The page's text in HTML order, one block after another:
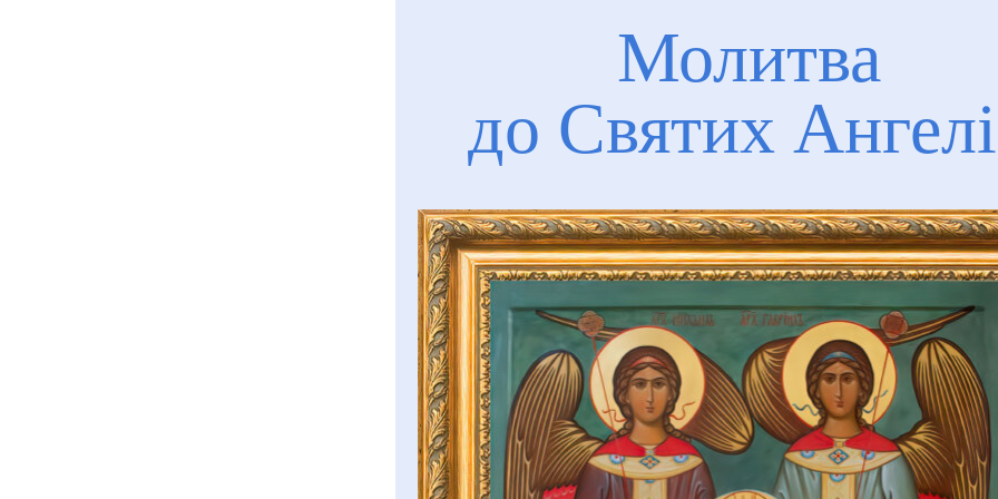
Молитва
до Святих